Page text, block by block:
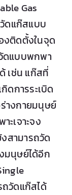
Gas
ดแก๊สแบบ
งติดตั้งในจุด
ดแบบพกพา
เช่น แก๊สที่
ดการระเบิด
างกายมนุษย์
ะเจาะจง
สามารถวัด
มนุษย์ได้อีก
ถวัดแก๊สได้